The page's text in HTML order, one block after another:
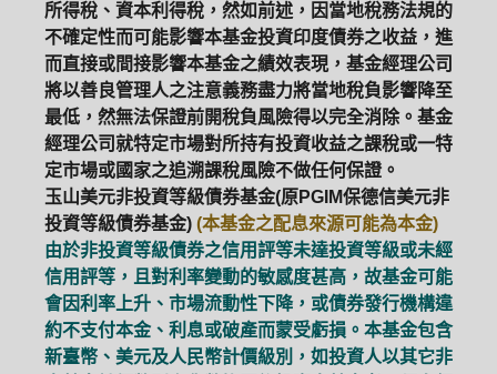
所得稅、資本利得稅，然如前述，因當地稅務法規的
不確定性而可能影響本基金投資印度債券之收益，進
而直接或間接影響本基金之績效表現，基金經理公司
將以善良管理人之注意義務盡力將當地稅負影響降至
最低，然無法保證前開稅負風險得以完全消除。基金
經理公司就特定市場對所持有投資收益之課稅或一特
定市場或國家之追溯課稅風險不做任何保證。
玉山美元非投資等級債券基金(原PGIM保德信美元非
投資等級債券基金) (本基金之配息來源可能為本金)
由於非投資等級債券之信用評等未達投資等級或未經
信用評等，且對利率變動的敏感度甚高，故基金可能
會因利率上升、市場流動性下降，或債券發行機構違
約不支付本金、利息或破產而蒙受虧損。本基金包含
新臺幣、美元及人民幣計價級別，如投資人以其它非